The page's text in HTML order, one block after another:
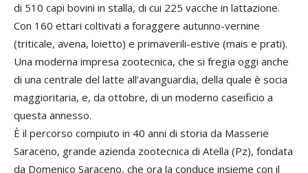
di 510 capi bovini in stalla, di cui 225 vacche in lattazione.
Con 160 ettari coltivati a foraggere autunno-vernine
(triticale, avena, loietto) e primaverili-estive (mais e prati).
Una moderna impresa zootecnica, che si fregia oggi anche
di una centrale del latte all’avanguardia, della quale è socia
maggioritaria, e, da ottobre, di un moderno caseificio a
questa annesso.
È il percorso compiuto in 40 anni di storia da Masserie
Saraceno, grande azienda zootecnica di Atella (Pz), fondata
da Domenico Saraceno, che ora la conduce insieme con il